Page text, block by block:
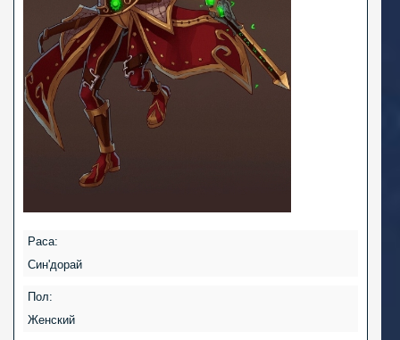
Раса:
Син'дорай
Пол:
Женский